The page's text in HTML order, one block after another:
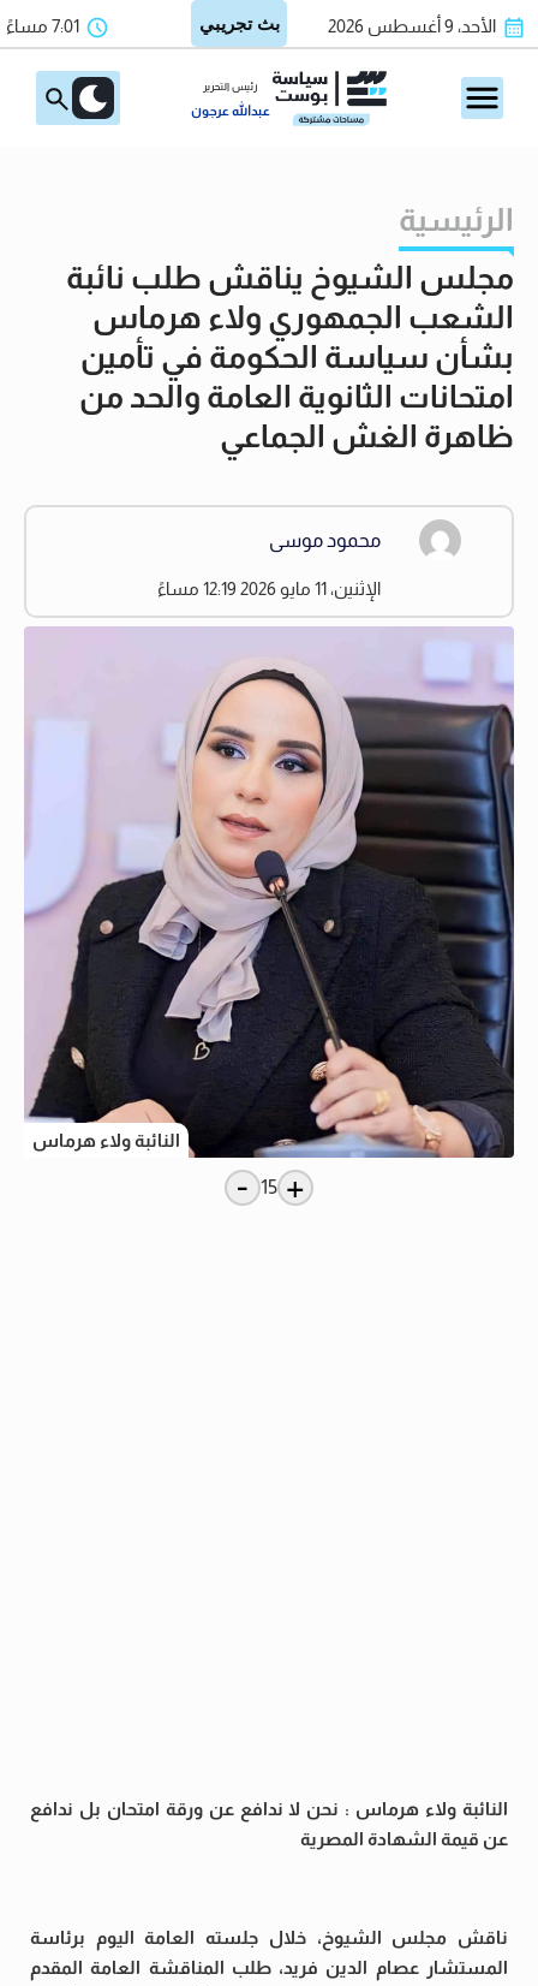
الأحد، 9 أغسطس 2026 7:01 مساءً
رئيس التحرير
عبدالله عرجون
الرئيسية
مجلس الشيوخ يناقش طلب نائبة
الشعب الجمهوري ولاء هرماس
بشأن سياسة الحكومة في تأمين
امتحانات الثانوية العامة والحد من
ظاهرة الغش الجماعي
محمود موسى
الإثنين، 11 مايو 2026 12:19 مساءً
النائبة ولاء هرماس
+
15
-
النائبة ولاء هرماس : نحن لا ندافع عن ورقة امتحان بل ندافع
عن قيمة الشهادة المصرية
ناقش مجلس الشيوخ، خلال جلسته العامة اليوم برئاسة
المستشار عصام الدين فريد، طلب المناقشة العامة المقدم